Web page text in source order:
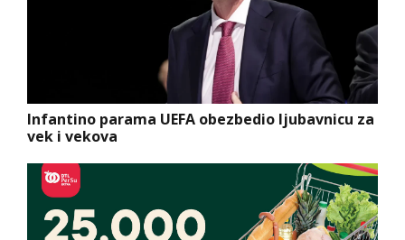
Infantino parama UEFA obezbedio ljubavnicu za
vek i vekova